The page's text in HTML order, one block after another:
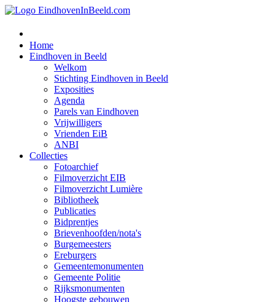
Home
Eindhoven in Beeld
Welkom
Stichting Eindhoven in Beeld
Exposities
Agenda
Parels van Eindhoven
Vrijwilligers
Vrienden EiB
ANBI
Collecties
Fotoarchief
Filmoverzicht EIB
Filmoverzicht Lumière
Bibliotheek
Publicaties
Bidprentjes
Brievenhoofden/nota's
Burgemeesters
Ereburgers
Gemeentemonumenten
Gemeente Politie
Rijksmonumenten
Hoogste gebouwen